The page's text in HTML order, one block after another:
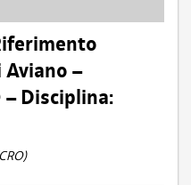
–
– Disciplina: